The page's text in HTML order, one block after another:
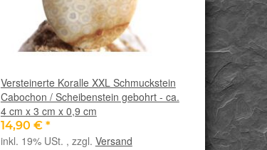
Versteinerte Koralle XXL Schmuckstein
Cabochon / Scheibenstein gebohrt - ca.
4 cm x 3 cm x 0,9 cm
14,90 € *
inkl. 19% USt. , zzgl. Versand